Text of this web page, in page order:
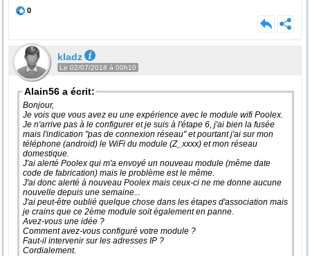
0
kladz
Le 02/07/2018 à 00h10
Alain56 a écrit:
Bonjour,
Je vois que vous avez eu une expérience avec le module wifi Poolex.
Je n'arrive pas à le configurer et je suis à l'étape 6, j'ai bien la fusée
mais l'indication "pas de connexion réseau" et pourtant j'ai sur mon
téléphone (android) le WiFi du module (Z_xxxx) et mon réseau
domestique.
J'ai alerté Poolex qui m'a envoyé un nouveau module (même date
code de fabrication) mais le problème est le même.
J'ai donc alerté à nouveau Poolex mais ceux-ci ne me donne aucune
nouvelle depuis une semaine...
J'ai peut-être oublié quelque chose dans les étapes d'association mais
je crains que ce 2ème module soit également en panne.
Avez-vous une idée ?
Comment avez-vous configuré votre module ?
Faut-il intervenir sur les adresses IP ?
Cordialement.